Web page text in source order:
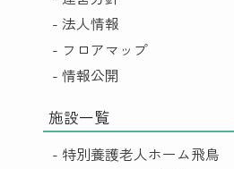
- 法人情報
- フロアマップ
- 情報公開
施設一覧
- 特別養護老人ホーム飛鳥